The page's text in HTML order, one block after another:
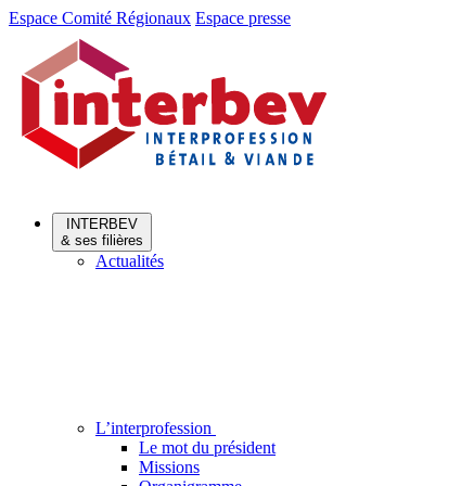
Aller
Aller
contenu
Espace Comité Régionaux Espace presse
INTERBEV
& ses filières
Actualités
L’interprofession
Le mot du président
Missions